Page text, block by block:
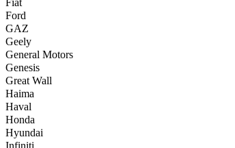
Fiat
Ford
GAZ
Geely
General Motors
Genesis
Great Wall
Haima
Haval
Honda
Hyundai